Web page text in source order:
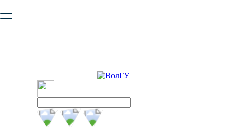
безопасную работу с сайтом. Пожалуйста